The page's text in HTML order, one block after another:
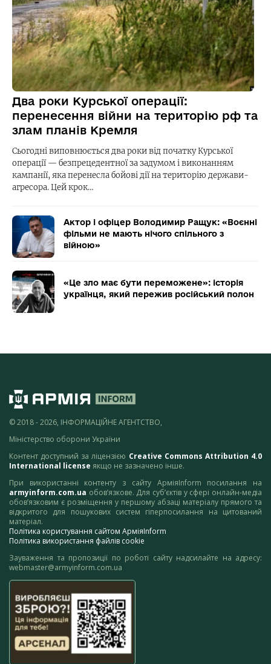
Два роки Курської операції:
перенесення війни на територію рф та
злам планів Кремля
Сьогодні виповнюється два роки від початку Курської
операції — безпрецедентної за задумом і виконанням
кампанії, яка перенесла бойові дії на територію держави-
агресора. Цей крок…
Актор і офіцер Володимир Ращук: «Воєнні
фільми не мають нічого спільного з
війною»
«Це зло має бути переможене»: історія
українця, який пережив російський полон
© 2018 - 2026, ІНФОРМАЦІЙНЕ АГЕНТСТВО,
Міністерство оборони України
Контент доступний за ліцензією Creative Commons Attribution 4.0
International license якщо не зазначено інше.
При використанні контенту з сайту АрміяInform посилання на
armyinform.com.ua обов’язкове. Для суб’єктів у сфері онлайн-медіа
обов’язковим є розміщення у першому абзаці матеріалу прямого та
відкритого для пошукових систем гіперпосилання на цитований
матеріал.
Політика користування сайтом АрміяInform
Політика використання файлів cookie
Зауваження та пропозиції по роботі сайту надсилайте на адресу:
webmaster@armyinform.com.ua